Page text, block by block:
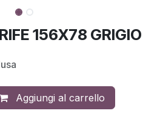
156X78 GRIGIO
Aggiungi al carrello